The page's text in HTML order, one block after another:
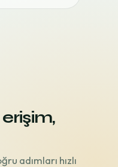
adımları hızlı